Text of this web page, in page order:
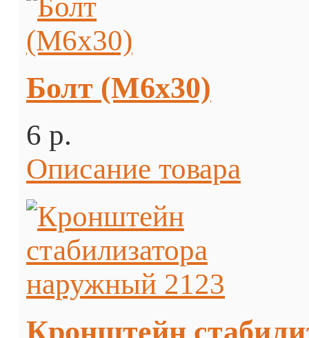
Болт (М6х30)
6 p.
Описание товара